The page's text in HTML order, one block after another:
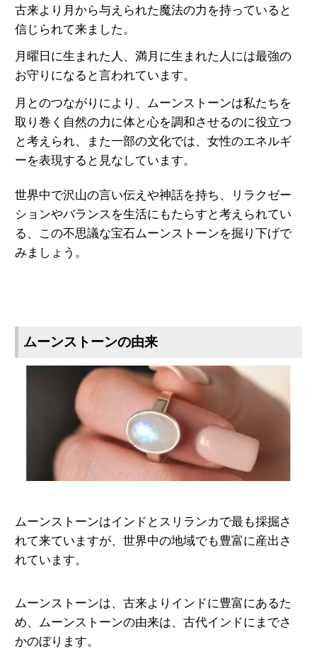
古来より月から与えられた魔法の力を持っていると
信じられて来ました。
月曜日に生まれた人、満月に生まれた人には最強の
お守りになると言われています。
月とのつながりにより、ムーンストーンは私たちを
取り巻く自然の力に体と心を調和させるのに役立つ
と考えられ、また一部の文化では、女性のエネルギ
ーを表現すると見なしています。
世界中で沢山の言い伝えや神話を持ち、リラクゼー
ションやバランスを生活にもたらすと考えられてい
る、この不思議な宝石ムーンストーンを掘り下げで
みましょう。
ムーンストーンの由来
ムーンストーンはインドとスリランカで最も採掘さ
れて来ていますが、世界中の地域でも豊富に産出さ
れています。
ムーンストーンは、古来よりインドに豊富にあるた
め、ムーンストーンの由来は、古代インドにまでさ
かのぼります。